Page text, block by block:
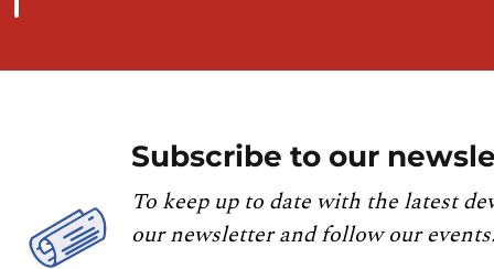
Subscribe to our
To keep up to date with the latest
our newsletter and follow our events.